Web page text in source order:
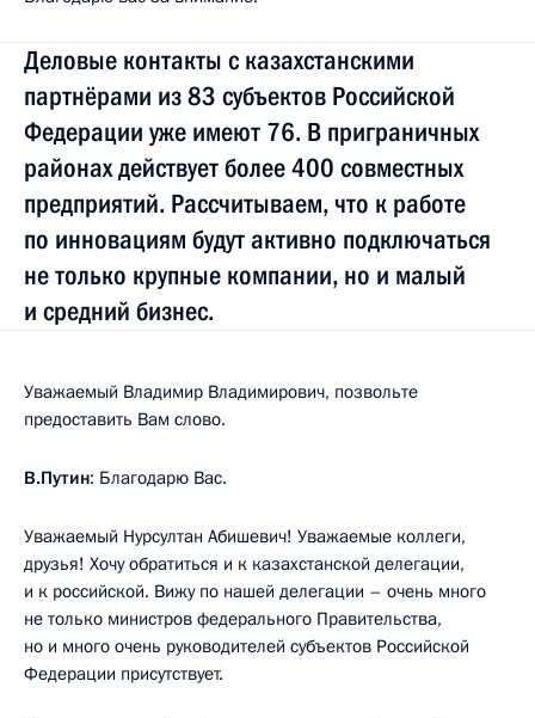
Деловые контакты с казахстанскими
партнёрами из 83 субъектов Российской
Федерации уже имеют 76. В приграничных
районах действует более 400 совместных
предприятий. Рассчитываем, что к работе
по инновациям будут активно подключаться
не только крупные компании, но и малый
и средний бизнес.
Уважаемый Владимир Владимирович, позвольте
предоставить Вам слово.
В.Путин: Благодарю Вас.
Уважаемый Нурсултан Абишевич! Уважаемые коллеги,
друзья! Хочу обратиться и к казахстанской делегации,
и к российской. Вижу по нашей делегации – очень много
не только министров федерального Правительства,
но и много очень руководителей субъектов Российской
Федерации присутствует.